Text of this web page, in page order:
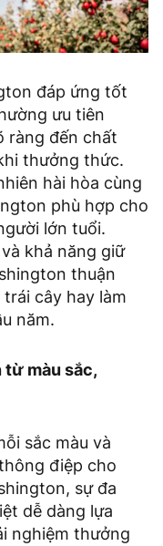
đáp ứng tốt
ưu tiên
ràng đến chất
thưởng thức.
hài hòa cùng
phù hợp cho
lớn tuổi.
khả năng giữ
thuận
cây hay làm
năm.
từ màu sắc,
sắc màu và
điệp cho
sự đa
dễ dàng lựa
nghiệm thưởng